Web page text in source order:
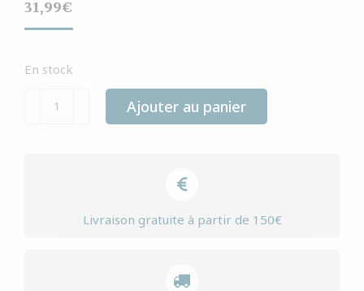
31,99€
En stock
quantité
Ajouter au panier
Livraison gratuite à partir de 150€